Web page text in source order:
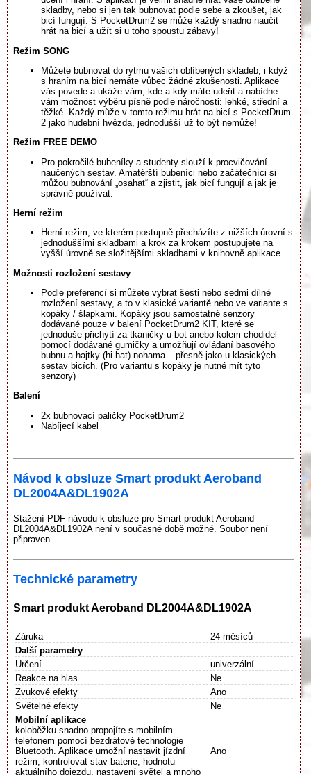
skladby, nebo si jen tak bubnovat podle sebe a zkoušet, jak
bicí fungují. S PocketDrum2 se může každý snadno naučit
hrát na bicí a užít si u toho spoustu zábavy!
Režim SONG
Můžete bubnovat do rytmu vašich oblíbených skladeb, i když
s hraním na bicí nemáte vůbec žádné zkušenosti. Aplikace
vás povede a ukáže vám, kde a kdy máte udeřit a nabídne
vám možnost výběru písně podle náročnosti: lehké, střední a
těžké. Každý může v tomto režimu hrát na bicí s PocketDrum
2 jako hudební hvězda, jednodušší už to být nemůže!
Režim FREE DEMO
Pro pokročilé bubeníky a studenty slouží k procvičování
naučených sestav. Amatérští bubeníci nebo začátečníci si
můžou bubnování „osahat“ a zjistit, jak bicí fungují a jak je
správně používat.
Herní režim
Herní režim, ve kterém postupně přecházíte z nižších úrovní s
jednoduššími skladbami a krok za krokem postupujete na
vyšší úrovně se složitějšími skladbami v knihovně aplikace.
Možnosti rozložení sestavy
Podle preferencí si můžete vybrat šesti nebo sedmi dílné
rozložení sestavy, a to v klasické variantě nebo ve variante s
kopáky / šlapkami. Kopáky jsou samostatné senzory
dodávané pouze v balení PocketDrum2 KIT, které se
jednoduše přichytí za tkaničky u bot anebo kolem chodidel
pomocí dodávané gumičky a umožňují ovládaní basového
bubnu a hajtky (hi-hat) nohama – přesně jako u klasických
sestav bicích. (Pro variantu s kopáky je nutné mít tyto
senzory)
Balení
2x bubnovací paličky PocketDrum2
Nabíjecí kabel
Návod k obsluze Smart produkt Aeroband
DL2004A&DL1902A
Stažení PDF návodu k obsluze pro Smart produkt Aeroband
DL2004A&DL1902A není v současné době možné. Soubor není
připraven.
Technické parametry
Smart produkt Aeroband DL2004A&DL1902A
Záruka
24 měsíců
Další parametry
Určení
univerzální
Reakce na hlas
Ne
Zvukové efekty
Ano
Světelné efekty
Ne
Mobilní aplikace
koloběžku snadno propojíte s mobilním
telefonem pomocí bezdrátové technologie
Bluetooth. Aplikace umožní nastavit jízdní
režim, kontrolovat stav baterie, hodnotu
aktuálního dojezdu, nastavení světel a mnoho
Ano